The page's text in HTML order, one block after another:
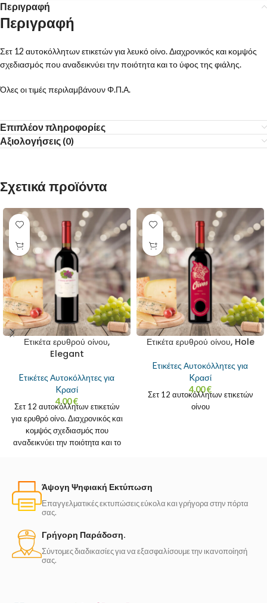
Περιγραφή
Περιγραφή
Σετ 12 αυτοκόλλητων ετικετών για λευκό οίνο. Διαχρονικός και κομψός
σχεδιασμός που αναδεικνύει την ποιότητα και το ύφος της φιάλης.
Όλες οι τιμές περιλαμβάνουν Φ.Π.Α.
Επιπλέον πληροφορίες
Αξιολογήσεις (0)
Σχετικά προϊόντα
Ετικέτα ερυθρού οίνου,
Elegant
Eτικέτες Αυτοκόλλητες για
Kρασί
4.00€
Σετ 12 αυτοκόλλητων ετικετών
για ερυθρό οίνο. Διαχρονικός και
κομψός σχεδιασμός που
αναδεικνύει την ποιότητα και το
Ετικέτα ερυθρού οίνου, Hole
Eτικέτες Αυτοκόλλητες για
Kρασί
4.00€
Σετ 12 αυτοκόλλητων ετικετών
οίνου
Άψογη Ψηφιακή Εκτύπωση
Επαγγελματικές εκτυπώσεις εύκολα και γρήγορα στην πόρτα
σας.
Γρήγορη Παράδοση.
Σύντομες διαδικασίες για να εξασφαλίσουμε την ικανοποίησή
σας.